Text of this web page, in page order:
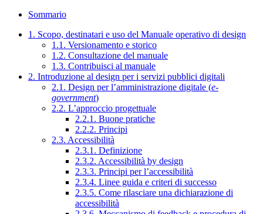
Sommario
1. Scopo, destinatari e uso del Manuale operativo di design
1.1. Versionamento e storico
1.2. Consultazione del manuale
1.3. Contribuisci al manuale
2. Introduzione al design per i servizi pubblici digitali
2.1. Design per l’amministrazione digitale (e-
government)
2.2. L’approccio progettuale
2.2.1. Buone pratiche
2.2.2. Principi
2.3. Accessibilità
2.3.1. Definizione
2.3.2. Accessibilità by design
2.3.3. Principi per l’accessibilità
2.3.4. Linee guida e criteri di successo
2.3.5. Come rilasciare una dichiarazione di
accessibilità